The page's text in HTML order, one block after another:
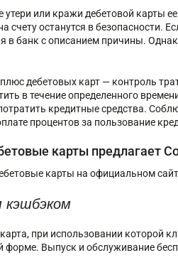
утери или кражи дебетовой карты
счету останутся в безопасности.
в банк с описанием причины.
дебетовых карт — контроль
в течение определенного
кредитные средства.
процентов за пользование
карты предлагает
карты на официальном
при использовании которой
форме. Выпуск и обслуживание